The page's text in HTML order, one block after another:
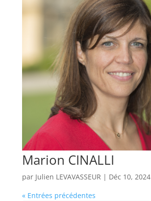
Marion CINALLI
par Julien LEVAVASSEUR | Déc 10, 2024
« Entrées précédentes